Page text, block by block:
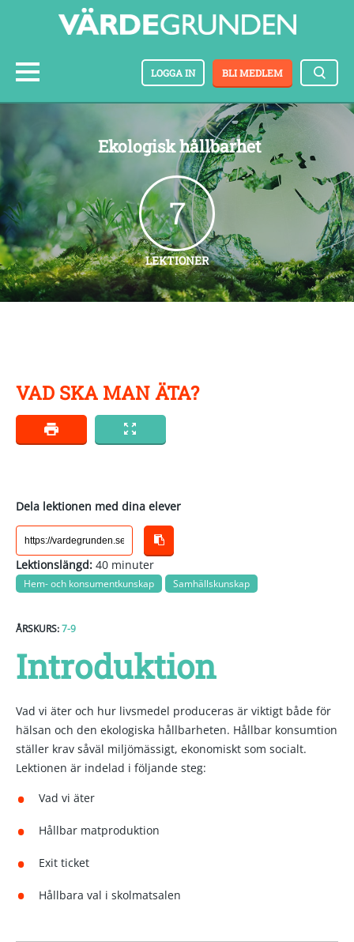
BLI MEDLEM
LOGGA IN
Ekologisk hållbarhet
7
LEKTIONER
VAD SKA MAN ÄTA?
ÅRSKURS:7-9
Hem- och konsumentkunskap Samhällskunskap
Lektionslängd: 40 minuter
Dela lektionen med dina elever
Introduktion
Vad vi äter och hur livsmedel produceras är viktigt både för
hälsan och den ekologiska hållbarheten. Hållbar konsumtion
ställer krav såväl miljömässigt, ekonomiskt som socialt.
Lektionen är indelad i följande steg:
Vad vi äter
Hållbar matproduktion
Exit ticket
Hållbara val i skolmatsalen